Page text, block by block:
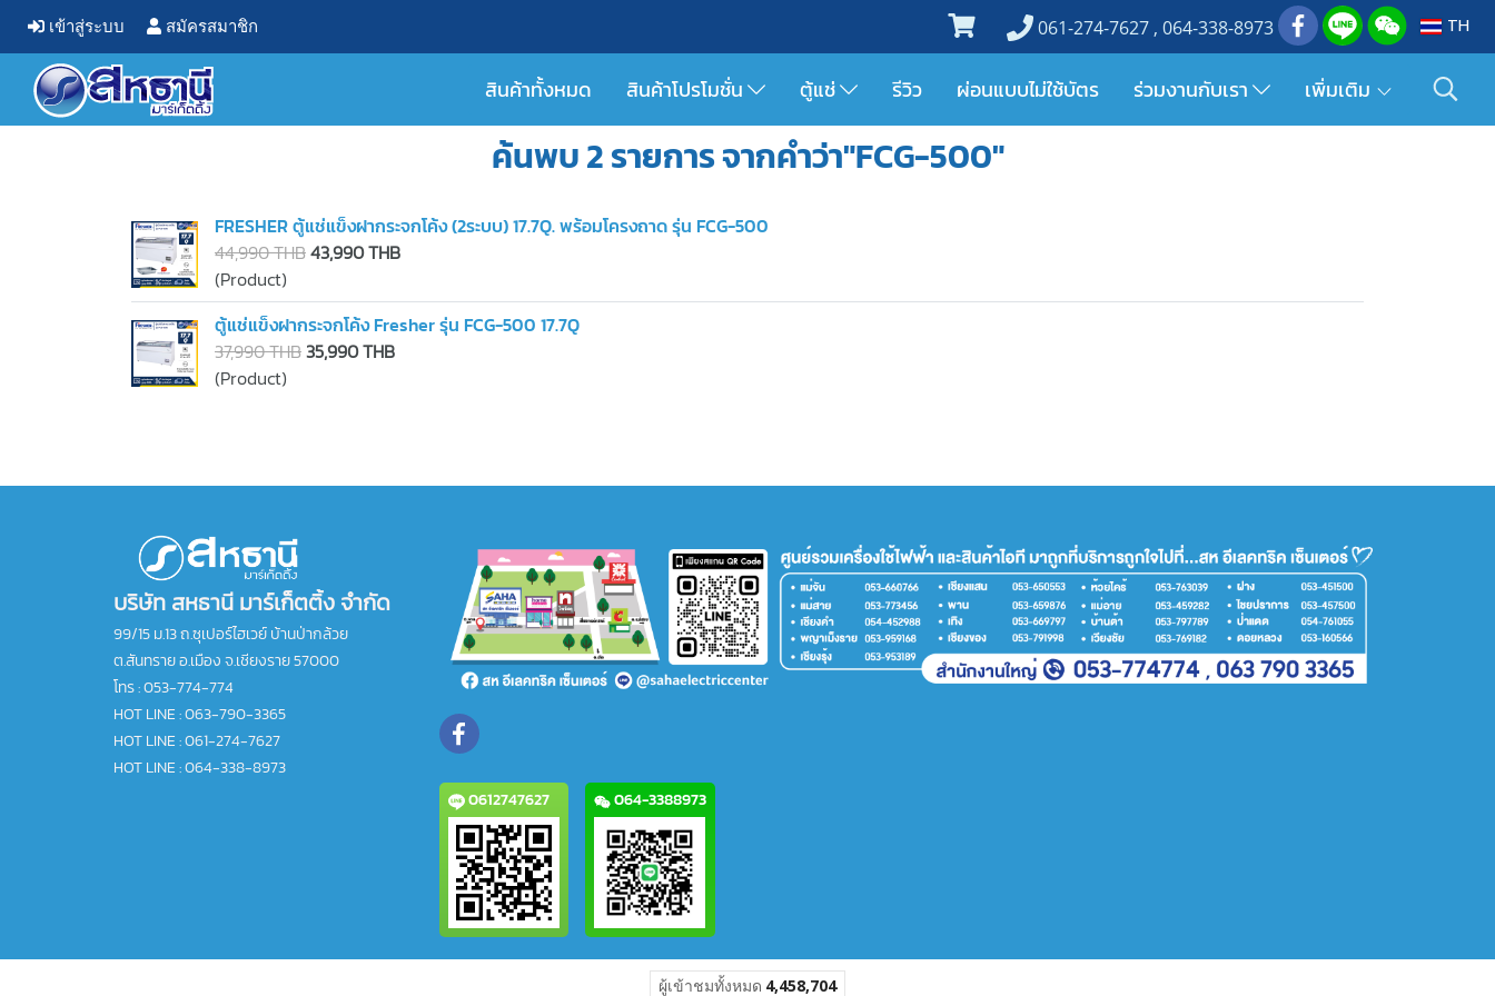
เข้าสู่ระบบ สมัครสมาชิก 061-274-7627 , 064-338-8973 TH
สินค้าทั้งหมด สินค้าโปรโมชั่น ตู้แช่ รีวิว ผ่อนแบบไม่ใช้บัตร ร่วมงานกับเรา เพิ่มเติม
ค้นพบ 2 รายการ จากคำว่า"FCG-500"
FRESHER ตู้แช่แข็งฝากระจกโค้ง (2ระบบ) 17.7Q. พร้อมโครงถาด รุ่น FCG-500
44,990 THB43,990 THB
(Product)
ตู้แช่แข็งฝากระจกโค้ง Fresher รุ่น FCG-500 17.7Q
37,990 THB35,990 THB
(Product)
บริษัท สหธานี มาร์เก็ตติ้ง จำกัด
99/15 ม.13 ถ.ซุเปอร์ไฮเวย์ บ้านป่ากล้วย
ต.สันทราย อ.เมือง จ.เชียงราย 57000
โทร :053-774-774
HOT LINE : 063-790-3365
HOT LINE : 061-274-7627
HOT LINE : 064-338-8973
0612747627
064-3388973
ผู้เข้าชมวันนี้ 2,558